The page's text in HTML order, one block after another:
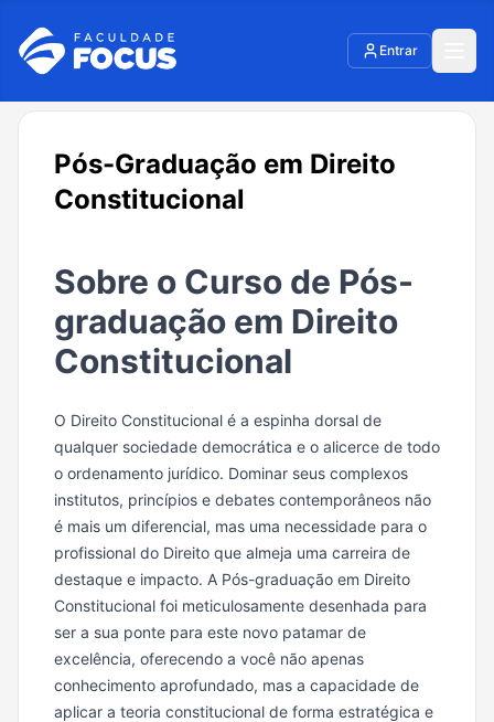
Entrar
Pós-Graduação em Direito
Constitucional
Sobre o Curso de Pós-
graduação em Direito
Constitucional
O Direito Constitucional é a espinha dorsal de
qualquer sociedade democrática e o alicerce de todo
o ordenamento jurídico. Dominar seus complexos
institutos, princípios e debates contemporâneos não
é mais um diferencial, mas uma necessidade para o
profissional do Direito que almeja uma carreira de
destaque e impacto. A Pós-graduação em Direito
Constitucional foi meticulosamente desenhada para
ser a sua ponte para este novo patamar de
excelência, oferecendo a você não apenas
conhecimento aprofundado, mas a capacidade de
aplicar a teoria constitucional de forma estratégica e